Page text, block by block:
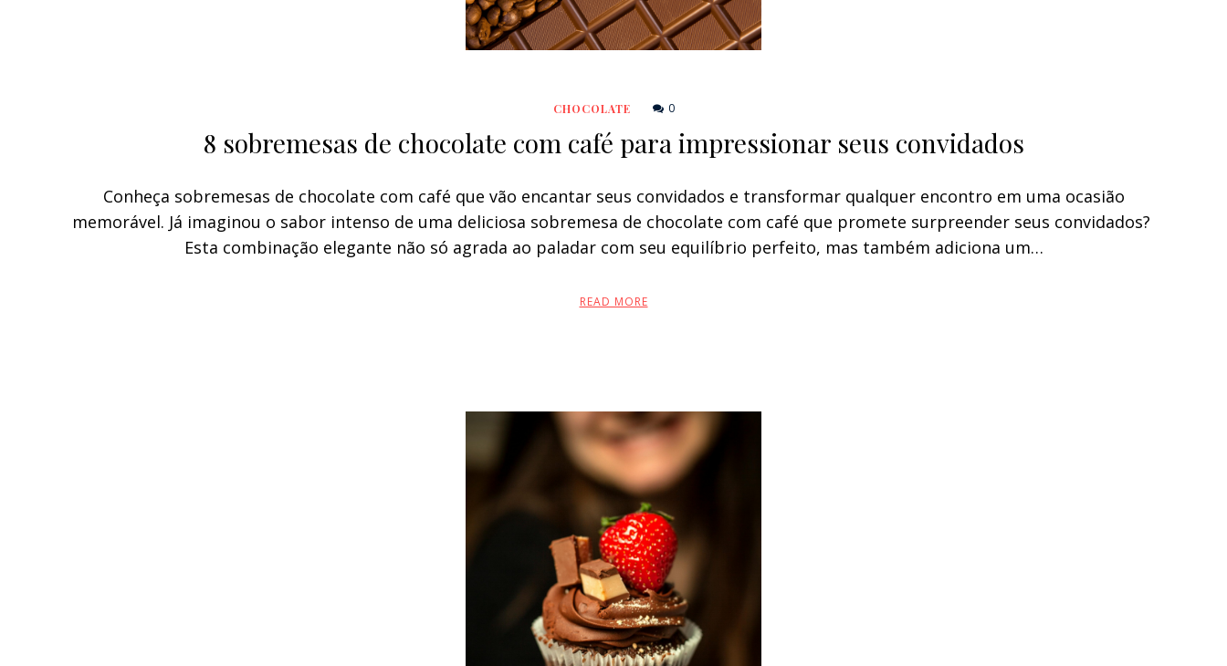
CHOCOLATE 0
8 sobremesas de chocolate com café para impressionar seus convidados
Conheça sobremesas de chocolate com café que vão encantar seus convidados e transformar qualquer encontro em uma ocasião
memorável. Já imaginou o sabor intenso de uma deliciosa sobremesa de chocolate com café que promete surpreender seus convidados?
Esta combinação elegante não só agrada ao paladar com seu equilíbrio perfeito, mas também adiciona um…
READ MORE